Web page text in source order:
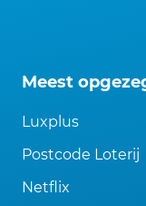
Meest
Luxplus
Postcode Loterij
Netflix